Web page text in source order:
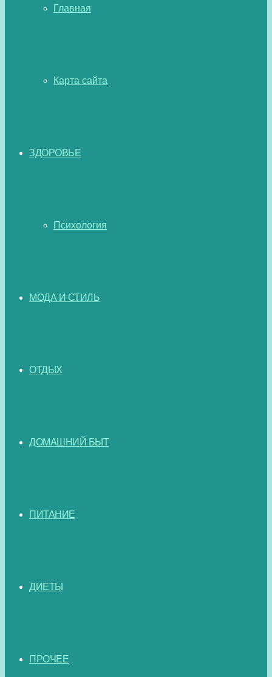
Главная
Карта сайта
ЗДОРОВЬЕ
Психология
МОДА И СТИЛЬ
ОТДЫХ
ДОМАШНИЙ БЫТ
ПИТАНИЕ
ДИЕТЫ
ПРОЧЕЕ